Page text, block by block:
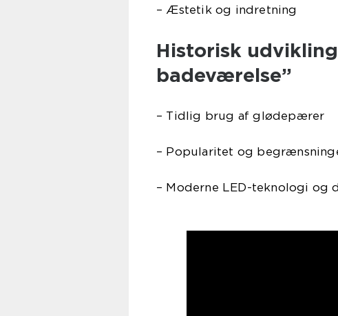
– Æstetik og indretning
Historisk
badeværelse”
– Tidlig brug af glødepærer
– Popularitet og
– Moderne LED-teknologi og